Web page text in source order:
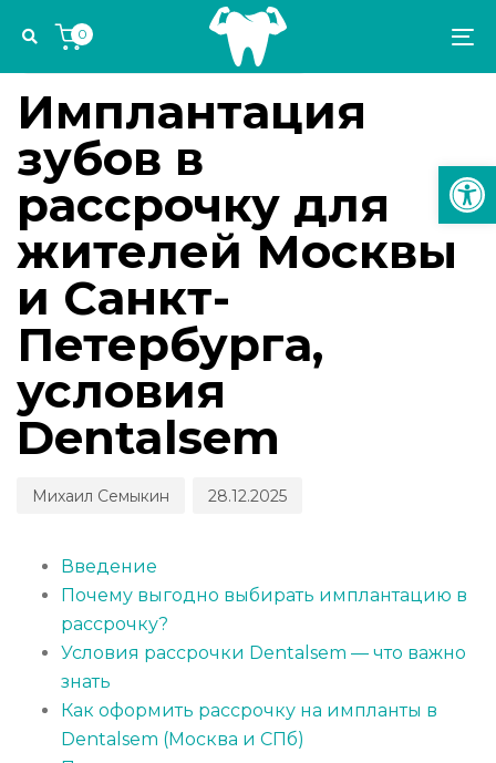
links
navigation
Skip
content
0
IN:
СТОМАТОЛОГИЧЕСКИЕ КАНИКУЛЫ
Имплантация
зубов в
рассрочку для
жителей Москвы
и Санкт-
Петербурга,
условия
Dentalsem
Михаил Семыкин
on:
28.12.2025
Введение
Почему выгодно выбирать имплантацию в
рассрочку?
Условия рассрочки Dentalsem — что важно
знать
Как оформить рассрочку на импланты в
Dentalsem (Москва и СПб)